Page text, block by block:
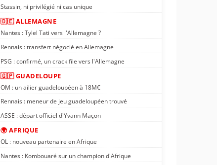
Stassin, ni privilégié ni cas unique
🇩🇪 ALLEMAGNE
Nantes : Tylel Tati vers l'Allemagne ?
Rennais : transfert négocié en Allemagne
PSG : confirmé, un crack file vers l'Allemagne
🇬🇵 GUADELOUPE
OM : un ailier guadeloupéen à 18M€
Rennais : meneur de jeu guadeloupéen trouvé
ASSE : départ officiel d'Yvann Maçon
🌍 AFRIQUE
OL : nouveau partenaire en Afrique
Nantes : Kombouaré sur un champion d'Afrique